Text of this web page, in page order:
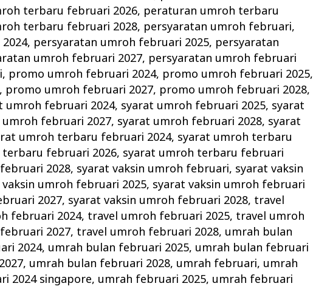
terbaru februari 2026, peraturan umroh terbaru
terbaru februari 2028, persyaratan umroh februari,
, persyaratan umroh februari 2025, persyaratan
umroh februari 2027, persyaratan umroh februari
, promo umroh februari 2024, promo umroh februari 2025,
, promo umroh februari 2027, promo umroh februari 2028,
umroh februari 2024, syarat umroh februari 2025, syarat
februari 2027, syarat umroh februari 2028, syarat
umroh terbaru februari 2024, syarat umroh terbaru
februari 2026, syarat umroh terbaru februari
2028, syarat vaksin umroh februari, syarat vaksin
umroh februari 2025, syarat vaksin umroh februari
2027, syarat vaksin umroh februari 2028, travel
februari 2024, travel umroh februari 2025, travel umroh
2027, travel umroh februari 2028, umrah bulan
2024, umrah bulan februari 2025, umrah bulan februari
, umrah bulan februari 2028, umrah februari, umrah
2024 singapore, umrah februari 2025, umrah februari